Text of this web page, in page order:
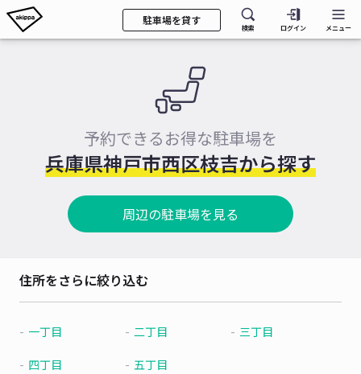
駐車場を貸す
検索 ログイン メニュー
予約できるお得な駐車場を
兵庫県神戸市西区枝吉から探す
周辺の駐車場を見る
住所をさらに絞り込む
一丁目 二丁目 三丁目
四丁目 五丁目